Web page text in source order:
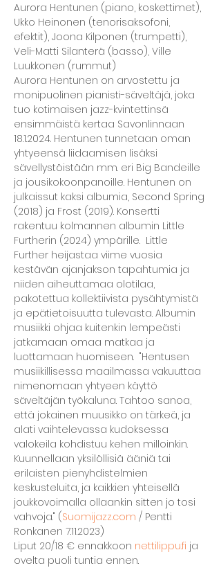
Aurora Hentunen (piano, koskettimet),
Ukko Heinonen (tenorisaksofoni,
efektit), Joona Kilponen (trumpetti),
Veli-Matti Silanterä (basso), Ville
Luukkonen (rummut)
Aurora Hentunen on arvostettu ja
monipuolinen pianisti-säveltäjä, joka
tuo kotimaisen jazz-kvintettinsä
ensimmäistä kertaa Savonlinnaan
18.1.2024. Hentunen tunnetaan oman
yhtyeensä liidaamisen lisäksi
sävellystöistään mm. eri Big Bandeille
ja jousikokoonpanoille. Hentunen on
julkaissut kaksi albumia, Second Spring
(2018) ja Frost (2019). Konsertti
rakentuu kolmannen albumin Little
Furtherin (2024) ympärille.  Little
Further heijastaa viime vuosia
kestävän ajanjakson tapahtumia ja
niiden aiheuttamaa olotilaa,
pakotettua kollektiivista pysähtymistä
ja epätietoisuutta tulevasta. Albumin
musiikki ohjaa kuitenkin lempeästi
jatkamaan omaa matkaa ja
luottamaan huomiseen.  "Hentusen
musiikillisessa maailmassa vakuuttaa
nimenomaan yhtyeen käyttö
säveltäjän työkaluna. Tahtoo sanoa,
että jokainen muusikko on tärkeä, ja
alati vaihtelevassa kudoksessa
valokeila kohdistuu kehen milloinkin.
Kuunnellaan yksilöllisiä ääniä tai
erilaisten pienyhdistelmien
keskusteluita, ja kaikkien yhteisellä
joukkovoimalla ollaankin sitten jo tosi
vahvoja." (Suomijazz.com / Pentti
Ronkanen 7.11.2023)
Liput 20/18 € ennakkoon nettilippu.fi ja
ovelta puoli tuntia ennen.